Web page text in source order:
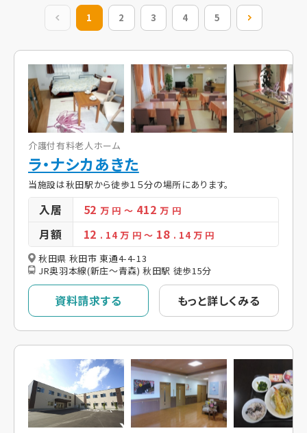
前の20件
1 2 3 4 5
介護付有料老人ホーム
ラ・ナシカあきた
当施設は秋田駅から徒歩１５分の場所にあります。
入居 52万 円 ～ 412万 円
月額 12 . 14万 円 ～ 18 . 14万 円
秋田県 秋田市 東通4-4-13
JR奥羽本線(新庄～青森) 秋田駅 徒歩15分
資料請求する もっと詳しくみる